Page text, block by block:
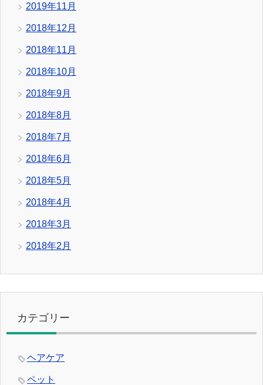
2019年11月
2018年12月
2018年11月
2018年10月
2018年9月
2018年8月
2018年7月
2018年6月
2018年5月
2018年4月
2018年3月
2018年2月
カテゴリー
ヘアケア
ペット